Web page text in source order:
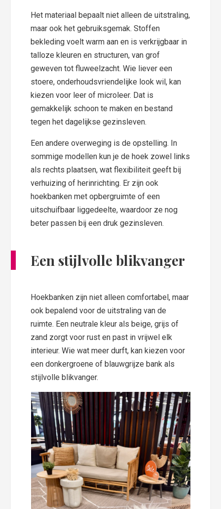
Het materiaal bepaalt niet alleen de uitstraling,
maar ook het gebruiksgemak. Stoffen
bekleding voelt warm aan en is verkrijgbaar in
talloze kleuren en structuren, van grof
geweven tot fluweelzacht. Wie liever een
stoere, onderhoudsvriendelijke look wil, kan
kiezen voor leer of microleer. Dat is
gemakkelijk schoon te maken en bestand
tegen het dagelijkse gezinsleven.
Een andere overweging is de opstelling. In
sommige modellen kun je de hoek zowel links
als rechts plaatsen, wat flexibiliteit geeft bij
verhuizing of herinrichting. Er zijn ook
hoekbanken met opbergruimte of een
uitschuifbaar liggedeelte, waardoor ze nog
beter passen bij een druk gezinsleven.
Een stijlvolle blikvanger
Hoekbanken zijn niet alleen comfortabel, maar
ook bepalend voor de uitstraling van de
ruimte. Een neutrale kleur als beige, grijs of
zand zorgt voor rust en past in vrijwel elk
interieur. Wie wat meer durft, kan kiezen voor
een donkergroene of blauwgrijze bank als
stijlvolle blikvanger.